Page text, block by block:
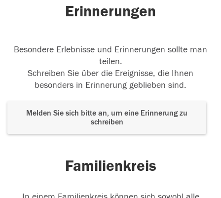
Erinnerungen
Besondere Erlebnisse und Erinnerungen sollte man
teilen.
Schreiben Sie über die Ereignisse, die Ihnen
besonders in Erinnerung geblieben sind.
Melden Sie sich bitte an, um eine Erinnerung zu
schreiben
Familienkreis